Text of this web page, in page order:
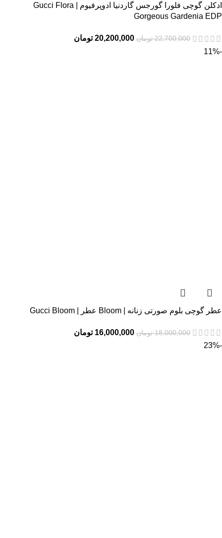
ادکلن گوچی فلورا گورجس گاردنیا ادوپرفیوم | Gucci Flora
Gorgeous Gardenia EDP
22,700,000 تومان 20,200,000 تومان
-11%
عطر گوچی بلوم صورتی زنانه | Bloom عطر | Gucci Bloom
18,000,000 تومان 16,000,000 تومان
-23%